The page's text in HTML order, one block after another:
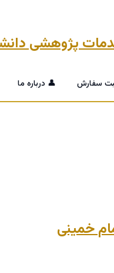
سفارش 👤 درباره ما
خمینی